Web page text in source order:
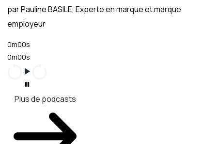
par Pauline BASILE, Experte en marque et marque
employeur
0m00s
0m00s
Plus de podcasts